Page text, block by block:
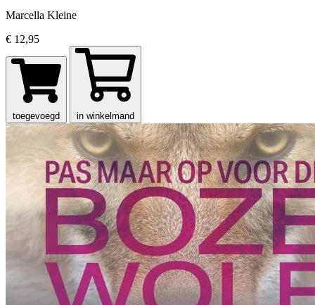
Marcella Kleine
€ 12,95
toegevoegd in winkelmand